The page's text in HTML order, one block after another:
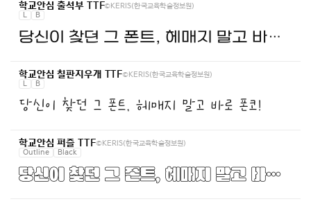
학교안심 출석부 TTF©KERIS(한국교육학술정보원)
L
B
당신이 찾던 그 폰트, 헤매지 말고 바로 폰코!
학교안심 칠판지우개 TTF©KERIS(한국교육학술정보원)
L
B
당신이 찾던 그 폰트, 헤매지 말고 바로 폰코!
학교안심 퍼즐 TTF©KERIS(한국교육학술정보원)
Outline
Black
당신이 찾던 그 폰트, 헤매지 말고 바로 폰코!